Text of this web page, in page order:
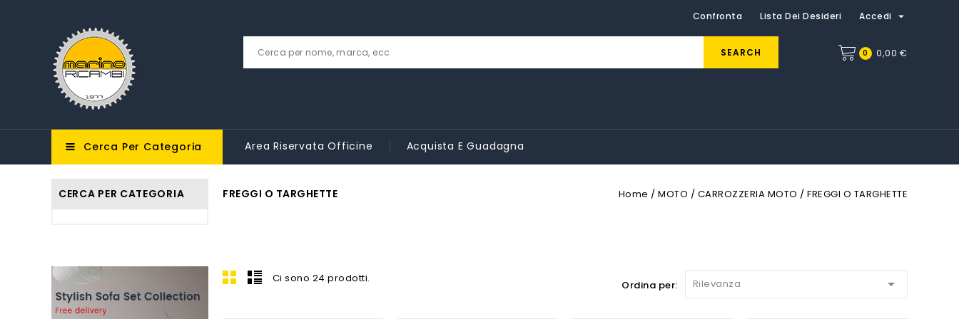
Accedi 
Lista Dei Desideri
Confronta
0 0,00 €
SEARCH
Cerca Per Categoria Area Riservata Officine Acquista E Guadagna
CERCA PER CATEGORIA FREGGI O TARGHETTE Home MOTO CARROZZERIA MOTO FREGGI O TARGHETTE
Ci sono 24 prodotti.
Ordina per: Rilevanza 